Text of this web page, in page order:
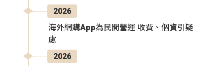
2026
海外網購App為民間營運 收費、個資引疑
慮
2026